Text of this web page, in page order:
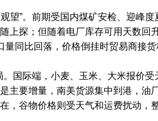
”。前期受国内煤矿安检、迎峰度
上探；但随着电厂库存可用天数回
同比回落，价格倒挂时贸易商接货
国际端，小麦、玉米、大米报价受
要增量，南美货源集中到港，油
谷物价格则受天气和运费扰动，